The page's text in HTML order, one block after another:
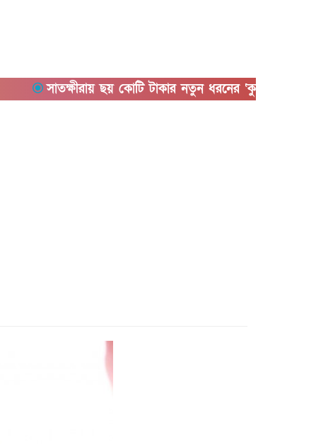
সাতক্ষীরায় ছয় কোটি টাকার নতুন ধরনের ‘কুশ’ মাদকসহ আটক ১